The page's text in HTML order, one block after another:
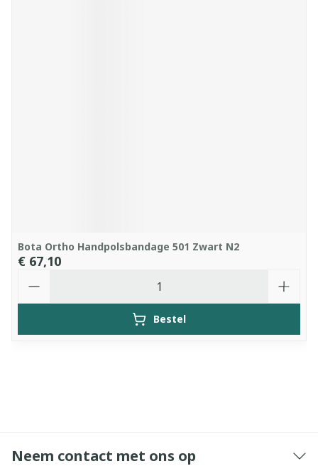
Bota Ortho Handpolsbandage 501 Zwart N2
€ 67,10
Bestel
Neem contact met ons op